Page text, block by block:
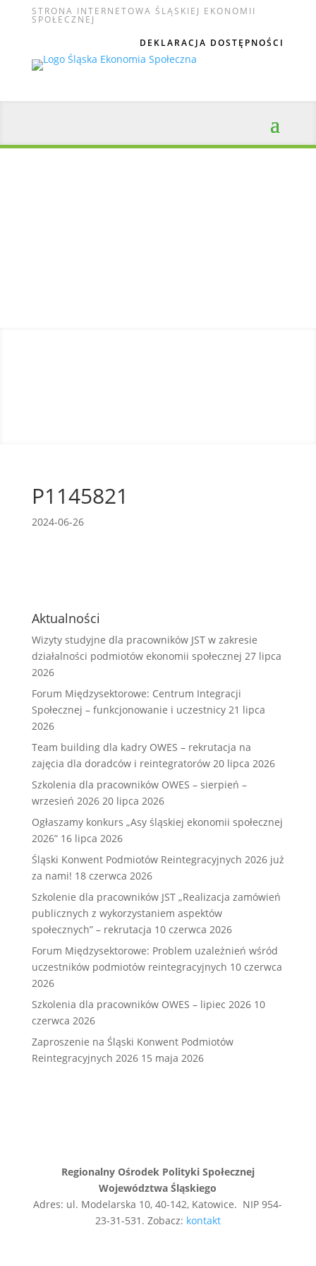
STRONA INTERNETOWA ŚLĄSKIEJ EKONOMII
SPOŁECZNEJ
DEKLARACJA DOSTĘPNOŚCI
P1145821
2024-06-26
Aktualności
Wizyty studyjne dla pracowników JST w zakresie
działalności podmiotów ekonomii społecznej 27 lipca
2026
Forum Międzysektorowe: Centrum Integracji
Społecznej – funkcjonowanie i uczestnicy 21 lipca
2026
Team building dla kadry OWES – rekrutacja na
zajęcia dla doradców i reintegratorów 20 lipca 2026
Szkolenia dla pracowników OWES – sierpień –
wrzesień 2026 20 lipca 2026
Ogłaszamy konkurs „Asy śląskiej ekonomii społecznej
2026” 16 lipca 2026
Śląski Konwent Podmiotów Reintegracyjnych 2026 już
za nami! 18 czerwca 2026
Szkolenie dla pracowników JST „Realizacja zamówień
publicznych z wykorzystaniem aspektów
społecznych” – rekrutacja 10 czerwca 2026
Forum Międzysektorowe: Problem uzależnień wśród
uczestników podmiotów reintegracyjnych 10 czerwca
2026
Szkolenia dla pracowników OWES – lipiec 2026 10
czerwca 2026
Zaproszenie na Śląski Konwent Podmiotów
Reintegracyjnych 2026 15 maja 2026
Regionalny Ośrodek Polityki Społecznej
Województwa Śląskiego
Adres: ul. Modelarska 10, 40-142, Katowice. NIP 954-
23-31-531. Zobacz: kontakt